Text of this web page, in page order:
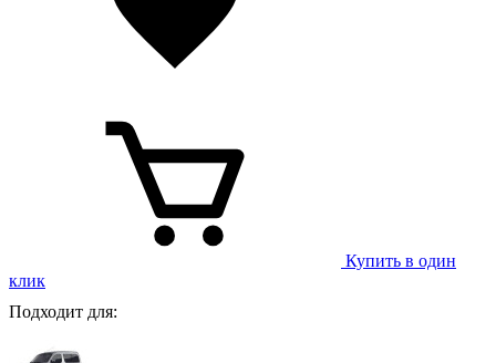
Купить в один
клик
Подходит для: